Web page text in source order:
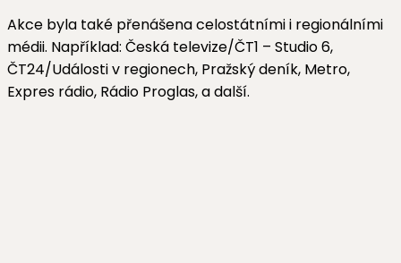
Akce byla také přenášena celostátními i regionálními
médii. Například: Česká televize/ČT1 – Studio 6,
ČT24/Události v regionech, Pražský deník, Metro,
Expres rádio, Rádio Proglas, a další.